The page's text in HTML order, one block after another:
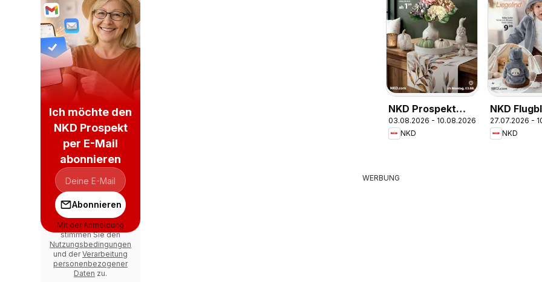
NKD Prospekt
aktuell
03.08.2026 - 10.08.2026
NKD
NKD
27.07.2026 -
NKD
WERBUNG
Ich möchte den
NKD Prospekt
per E-Mail
abonnieren
Abonnieren
Mit der Anmeldung
stimmen Sie den
Nutzungsbedingungen
und derVerarbeitung
personenbezogener
Daten zu.